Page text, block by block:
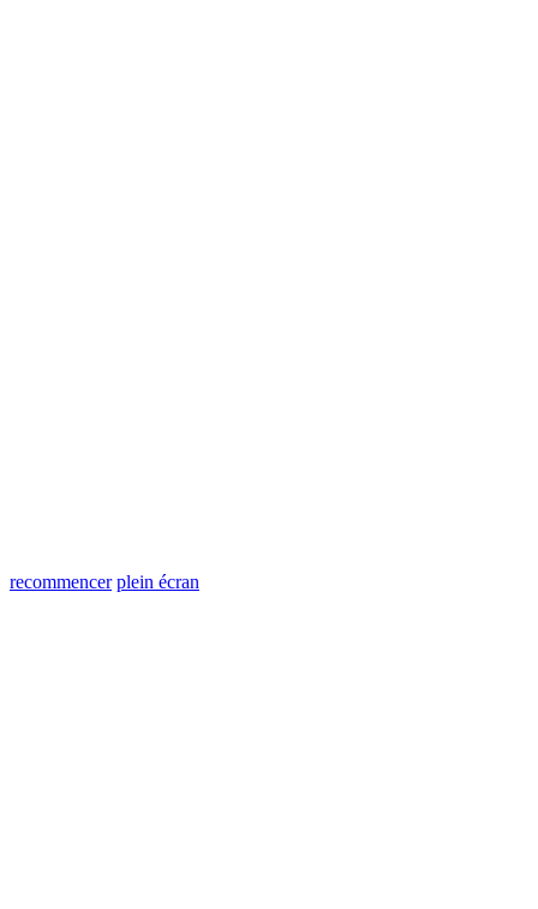
recommencer plein écran